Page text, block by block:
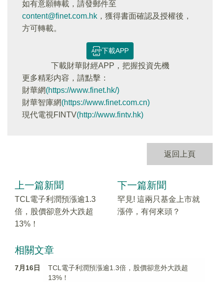
如有意願轉載，請發郵件至
content@finet.com.hk ，獲得書面確認及授權後，
方可轉載。
下載APP
下載財華財經APP，把握投資先機
更多精彩内容，請點擊：
財華網(https://www.finet.hk/)
財華智庫網(https://www.finet.com.cn)
現代電視FINTV(http://www.fintv.hk)
返回上頁
上一篇新聞
TCL電子利潤預漲逾1.3
倍，股價卻意外大跌超
13%！
下一篇新聞
罕見! 這兩只基金上市就
漲停，有何來頭？
相關文章
7月16日
TCL電子利潤預漲逾1.3倍，股價卻意外大跌超
13%！